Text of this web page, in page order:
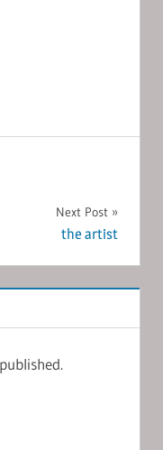
Next Post
the artist